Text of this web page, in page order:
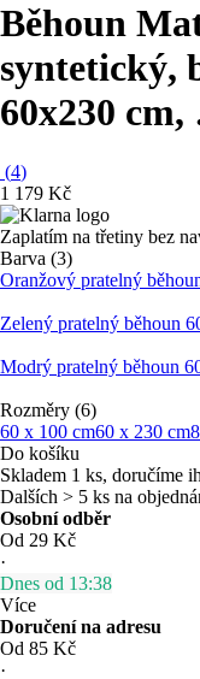
Běhoun
syntetický,
60x230 cm,
(4)
1 179 Kč
Zaplatím na třetiny bez
Barva (3)
Oranžový pratelný
Zelený pratelný běhoun
Modrý pratelný běhoun
Rozměry (6)
60 x 100 cm60 x 230 cm
Do košíku
Skladem 1 ks, doručíme
Dalších > 5 ks na
Osobní odběr
Od 29 Kč
·
Dnes od 13:38
Více
Doručení na adresu
Od 85 Kč
·